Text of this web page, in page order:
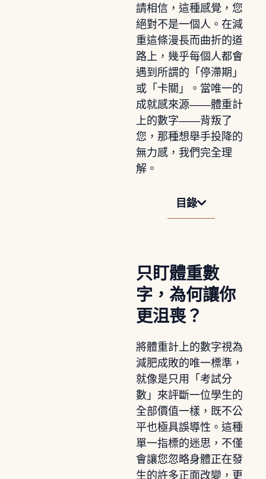
請相信，這種感覺，您
絕對不是一個人。在減
重這條漫長而曲折的道
路上，幾乎每個人都會
遇到所謂的「停滯期」
或「卡關」。當唯一的
成就感來源——體重計
上的數字——背叛了
您，那種想舉手投降的
無力感，我們完全理
解。
目錄
只盯體重數
字，為何讓你
更沮喪？
將體重計上的數字視為
減肥成敗的唯一標準，
就像是只用「考試分
數」來評斷一位學生的
全部價值一樣，既不公
平也極具誤導性。這種
單一指標的迷思，不僅
會讓您忽略身體正在發
生的許多正面改變，更